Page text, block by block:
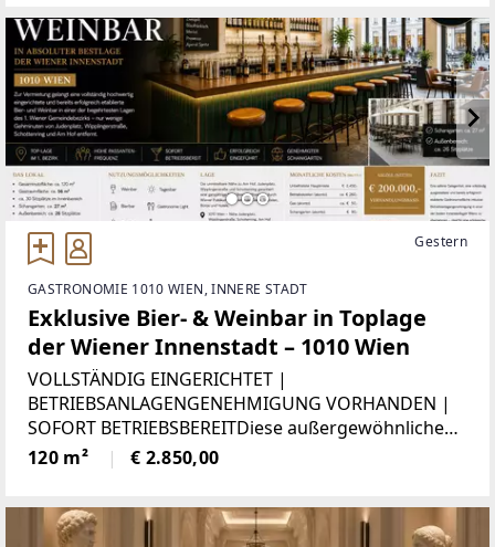
Gestern
GASTRONOMIE 1010 WIEN, INNERE STADT
Exklusive Bier- & Weinbar in Toplage
der Wiener Innenstadt – 1010 Wien
VOLLSTÄNDIG EINGERICHTET |
BETRIEBSANLAGENGENEHMIGUNG VORHANDEN |
SOFORT BETRIEBSBEREITDiese außergewöhnliche
Gastronomiefläche befindet sich in einer der
begehrtesten Lagen der Wiener Innenstadt und
120 m² € 2.850,00